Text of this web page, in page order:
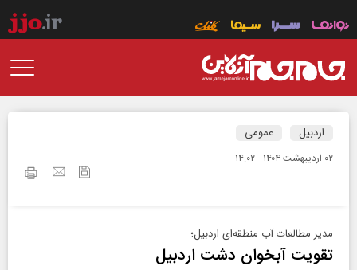
اردبیل عمومی
۰۲ ارديبهشت ۱۴۰۴ - ۱۴:۰۲
مدیر مطالعات آب منطقه‌ای اردبیل؛
تقویت آبخوان دشت اردبیل